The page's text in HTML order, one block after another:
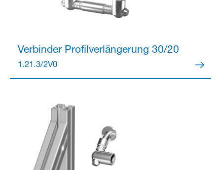
VerbinderProfilverlängerung 30/20
1.21.3/2V0